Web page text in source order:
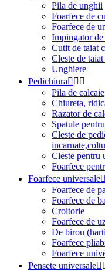
Pila de unghii
Foarfece de
Foarfece de
Impingator
Cutit de taiat
Cleste de
Unghiere
Pedichiura  
Pila de calcaie
Chiureta,
Razator de
Spatule
Cleste de
Cleste pentru
Foarfece
Foarfece universale
Foarfece de
Foarfece de
Croitorie
Foarfece de
De birou
Foarfece
Foarfece
Pensete universale